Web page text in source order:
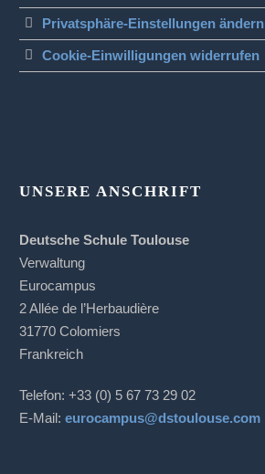
Privatsphäre-Einstellungen ändern
Cookie-Einwilligungen widerrufen
UNSERE ANSCHRIFT
Deutsche Schule Toulouse
Verwaltung
Eurocampus
2 Allée de l’Herbaudière
31770 Colomiers
Frankreich
Telefon: +33 (0) 5 67 73 29 02
E-Mail:eurocampus@dstoulouse.com